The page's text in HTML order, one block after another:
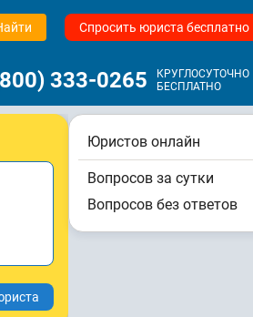
Спросить юриста бесплатно
333-0265
КРУГЛОСУТОЧНО
БЕСПЛАТНО
Юристов онлайн
Вопросов за сутки
Вопросов без ответов